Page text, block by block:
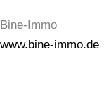
Bine-Immo
www.bine-immo.de